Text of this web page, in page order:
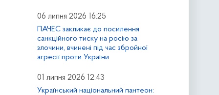
06 липня 2026 16:25
ПАЧЕС закликає до посилення
санкційного тиску на росію за
злочини, вчинені під час збройної
агресії проти України
01 липня 2026 12:43
Український національний пантеон: